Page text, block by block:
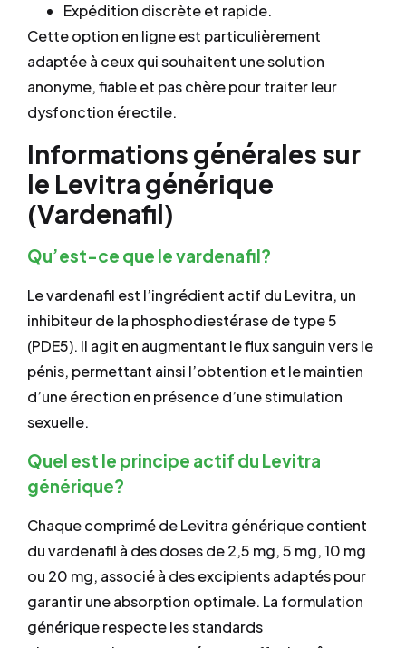
Expédition discrète et rapide.
Cette option en ligne est particulièrement
adaptée à ceux qui souhaitent une solution
anonyme, fiable et pas chère pour traiter leur
dysfonction érectile.
Informations générales sur
le Levitra générique
(Vardenafil)
Qu’est-ce que le vardenafil?
Le vardenafil est l’ingrédient actif du Levitra, un
inhibiteur de la phosphodiestérase de type 5
(PDE5). Il agit en augmentant le flux sanguin vers le
pénis, permettant ainsi l’obtention et le maintien
d’une érection en présence d’une stimulation
sexuelle.
Quel est le principe actif du Levitra
générique?
Chaque comprimé de Levitra générique contient
du vardenafil à des doses de 2,5 mg, 5 mg, 10 mg
ou 20 mg, associé à des excipients adaptés pour
garantir une absorption optimale. La formulation
générique respecte les standards